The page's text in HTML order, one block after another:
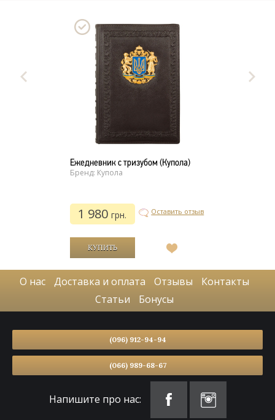
Ежедневник с тризубом (Купола)
Бренд: Купола
1 980грн. Оставить отзыв
О нас Доставка и оплата Отзывы
Контакты
Статьи
Бонусы
(096) 912-94-94
(066) 989-68-67
Напишите про нас: